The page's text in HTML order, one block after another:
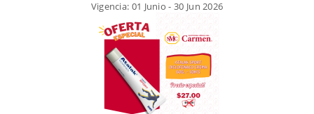
Vigencia: 01 Junio - 30 Jun 2026